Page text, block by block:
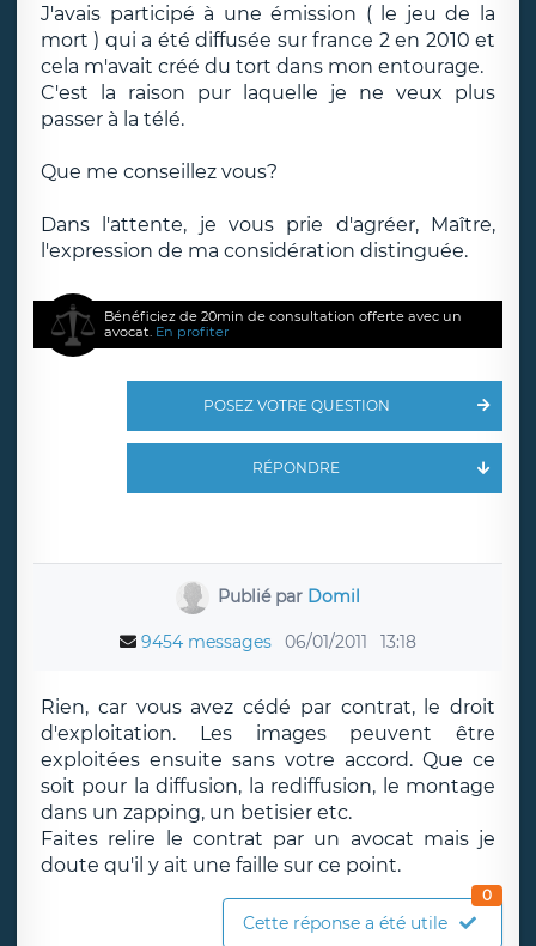
J'avais participé à une émission ( le jeu de la
mort ) qui a été diffusée sur france 2 en 2010 et
cela m'avait créé du tort dans mon entourage.
C'est la raison pur laquelle je ne veux plus
passer à la télé.
Que me conseillez vous?
Dans l'attente, je vous prie d'agréer, Maître,
l'expression de ma considération distinguée.
Bénéficiez de 20min de consultation offerte avec un
avocat. En profiter
POSEZ VOTRE QUESTION
RÉPONDRE
Publié par Domil
9454 messages 06/01/2011 13:18
Rien, car vous avez cédé par contrat, le droit
d'exploitation. Les images peuvent être
exploitées ensuite sans votre accord. Que ce
soit pour la diffusion, la rediffusion, le montage
dans un zapping, un betisier etc.
Faites relire le contrat par un avocat mais je
doute qu'il y ait une faille sur ce point.
Cette réponse a été utile
0